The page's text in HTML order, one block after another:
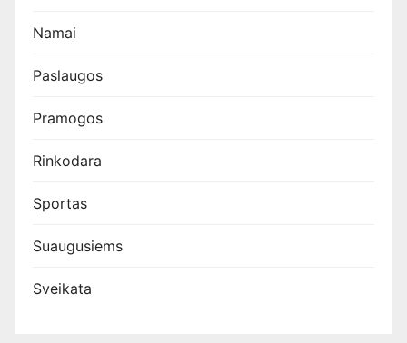
Namai
Paslaugos
Pramogos
Rinkodara
Sportas
Suaugusiems
Sveikata